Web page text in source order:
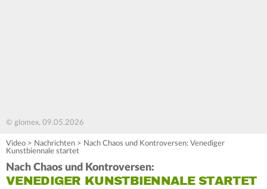
© glomex, 09.05.2026
Video > Nachrichten > Nach Chaos und Kontroversen: Venediger
Kunstbiennale startet
Nach Chaos und Kontroversen:
VENEDIGER KUNSTBIENNALE STARTET